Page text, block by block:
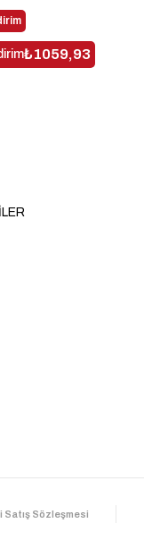
₺1059,93
Satış Sözleşmesi